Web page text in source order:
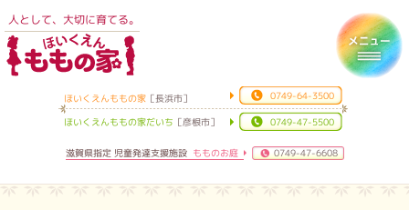
人として、大切に育てる。
ほいくえんももの家 ［長浜市］ 0749-64-3500
ほいくえんももの家だいち ［彦根市］ 0749-47-5500
滋賀県指定 児童発達支援施設もものお庭 0749-47-6608